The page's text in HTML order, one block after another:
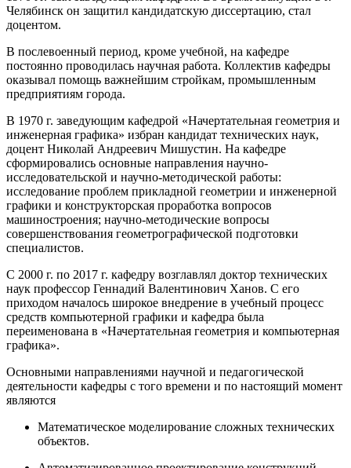
Челябинск он защитил кандидатскую диссертацию, стал
доцентом.
В послевоенный период, кроме учебной, на кафедре
постоянно проводилась научная работа. Коллектив кафедры
оказывал помощь важнейшим стройкам, промышленным
предприятиям города.
В 1970 г. заведующим кафедрой «Начертательная геометрия и
инженерная графика» избран кандидат технических наук,
доцент Николай Андреевич Мишустин. На кафедре
сформировались основные направления научно-
исследовательской и научно-методической работы:
исследование проблем прикладной геометрии и инженерной
графики и конструкторская проработка вопросов
машиностроения; научно-методические вопросы
совершенствования геометрографической подготовки
специалистов.
С 2000 г. по 2017 г. кафедру возглавлял доктор технических
наук профессор Геннадий Валентинович Ханов. С его
приходом началось широкое внедрение в учебный процесс
средств компьютерной графики и кафедра была
переименована в «Начертательная геометрия и компьютерная
графика».
Основными направлениями научной и педагогической
деятельности кафедры с того времени и по настоящий момент
являются
Математическое моделирование сложных технических
объектов.